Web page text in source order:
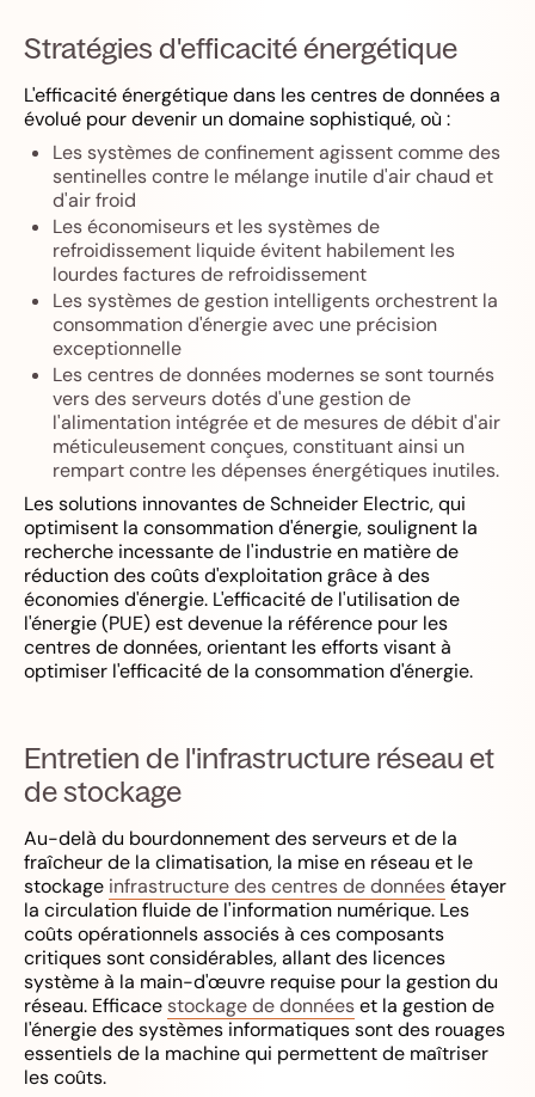
Stratégies d'efficacité énergétique
L'efficacité énergétique dans les centres de données a
évolué pour devenir un domaine sophistiqué, où :
Les systèmes de confinement agissent comme des
sentinelles contre le mélange inutile d'air chaud et
d'air froid
Les économiseurs et les systèmes de
refroidissement liquide évitent habilement les
lourdes factures de refroidissement
Les systèmes de gestion intelligents orchestrent la
consommation d'énergie avec une précision
exceptionnelle
Les centres de données modernes se sont tournés
vers des serveurs dotés d'une gestion de
l'alimentation intégrée et de mesures de débit d'air
méticuleusement conçues, constituant ainsi un
rempart contre les dépenses énergétiques inutiles.
Les solutions innovantes de Schneider Electric, qui
optimisent la consommation d'énergie, soulignent la
recherche incessante de l'industrie en matière de
réduction des coûts d'exploitation grâce à des
économies d'énergie. L'efficacité de l'utilisation de
l'énergie (PUE) est devenue la référence pour les
centres de données, orientant les efforts visant à
optimiser l'efficacité de la consommation d'énergie.
Entretien de l'infrastructure réseau et
de stockage
Au-delà du bourdonnement des serveurs et de la
fraîcheur de la climatisation, la mise en réseau et le
stockage infrastructure des centres de donnéesétayer
la circulation fluide de l'information numérique. Les
coûts opérationnels associés à ces composants
critiques sont considérables, allant des licences
système à la main-d'œuvre requise pour la gestion du
réseau. Efficacestockage de donnéeset la gestion de
l'énergie des systèmes informatiques sont des rouages
essentiels de la machine qui permettent de maîtriser
les coûts.